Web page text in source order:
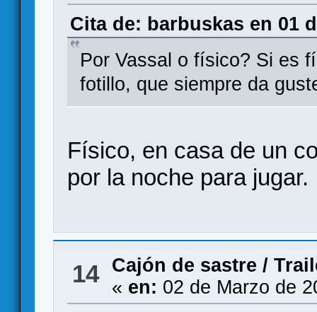
Cita de: barbuskas en 01
Por Vassal o físico? Si es
fotillo, que siempre da
Físico, en casa de un
por la noche para
14 Cajón de sastre /
« en: 02 de Marzo de